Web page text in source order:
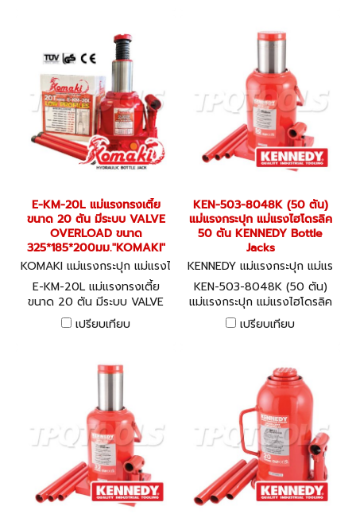
E-KM-20L แม่แรงทรงเตี้ย
ขนาด 20 ตัน มีระบบ VALVE
OVERLOAD ขนาด
325*185*200มม."KOMAKI"
KOMAKI แม่แรงกระปุก แม่แรงไ
ฮโดรลิค E-KM-20L
E-KM-20L แม่แรงทรงเตี้ย
ขนาด 20 ตัน มีระบบ VALVE
OVERLOAD ขนาด
325*185*200มม."KOMAKI"
เปรียบเทียบ
KEN-503-8048K (50 ตัน)
แม่แรงกระปุก แม่แรงไฮโดรลิค
50 ตัน KENNEDY Bottle
Jacks
KENNEDY แม่แรงกระปุก แม่แร
งไฮโดรลิค KEN-503-8048K
KEN-503-8048K (50 ตัน)
แม่แรงกระปุก แม่แรงไฮโดรลิค
50 ตัน KENNEDY Bottle
Jacks
เปรียบเทียบ